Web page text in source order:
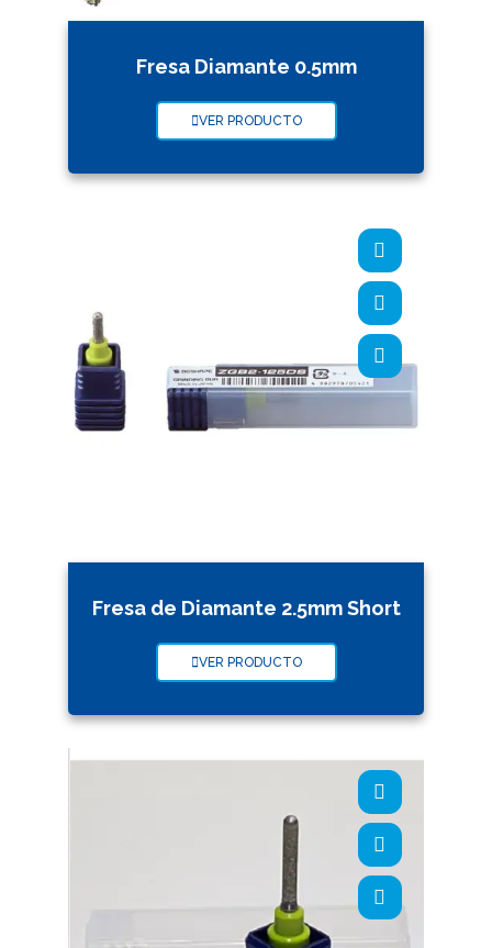
Fresa Diamante 0.5mm
VER PRODUCTO
Fresa de Diamante 2.5mm Short
VER PRODUCTO